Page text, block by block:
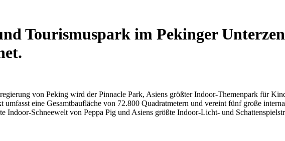
Tourismuspark im Pekinger
von Peking wird der Pinnacle Park, Asiens größter Indoor-Themenpark für
eine Gesamtbaufläche von 72.800 Quadratmetern und vereint fünf große
Indoor-Schneewelt von Peppa Pig und Asiens größte Indoor-Licht- und